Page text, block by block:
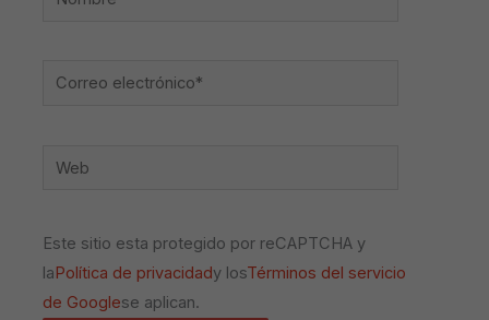
Correo
Web
Este sitio esta protegido por reCAPTCHA y
laPolítica de privacidady losTérminos del servicio
de Googlese aplican.